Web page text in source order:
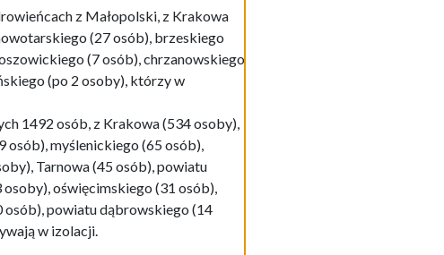
z Małopolski, z Krakowa
(27 osób), brzeskiego
(7 osób), chrzanowskiego
(po 2 osoby), którzy w
1492 osób, z Krakowa (534 osoby),
osób), myślenickiego (65 osób),
Tarnowa (45 osób), powiatu
oświęcimskiego (31 osób),
osób), powiatu dąbrowskiego (14
w izolacji.